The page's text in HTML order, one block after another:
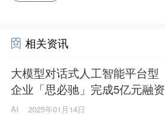
相关资讯
大模型对话式人工智能平台型
企业「思必驰」完成5亿元融资
AI 2025年01月14日